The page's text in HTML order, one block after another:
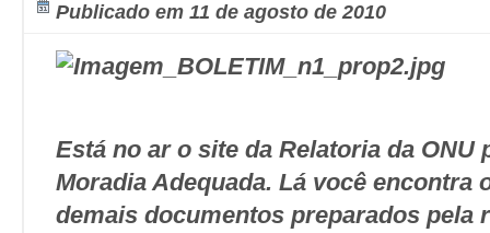
Publicado em 11 de agosto de 2010
Está no ar o site da Relatoria da ONU
Moradia Adequada. Lá você encontra
demais documentos preparados pela